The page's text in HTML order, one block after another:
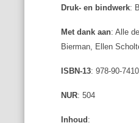
Druk- en bindwerk:
Met dank aan: Alle
Bierman, Ellen
ISBN-13: 978-90-
NUR: 504
Inhoud :